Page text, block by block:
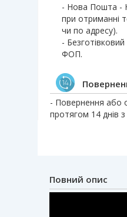
- Нова Пошта -
при отриманні
чи по адресу).
-
ФОП.
- Повернення або
протягом 14 днів
Повний опис